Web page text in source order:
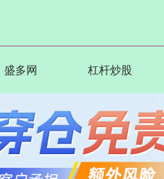
盛多网 杠杆炒股